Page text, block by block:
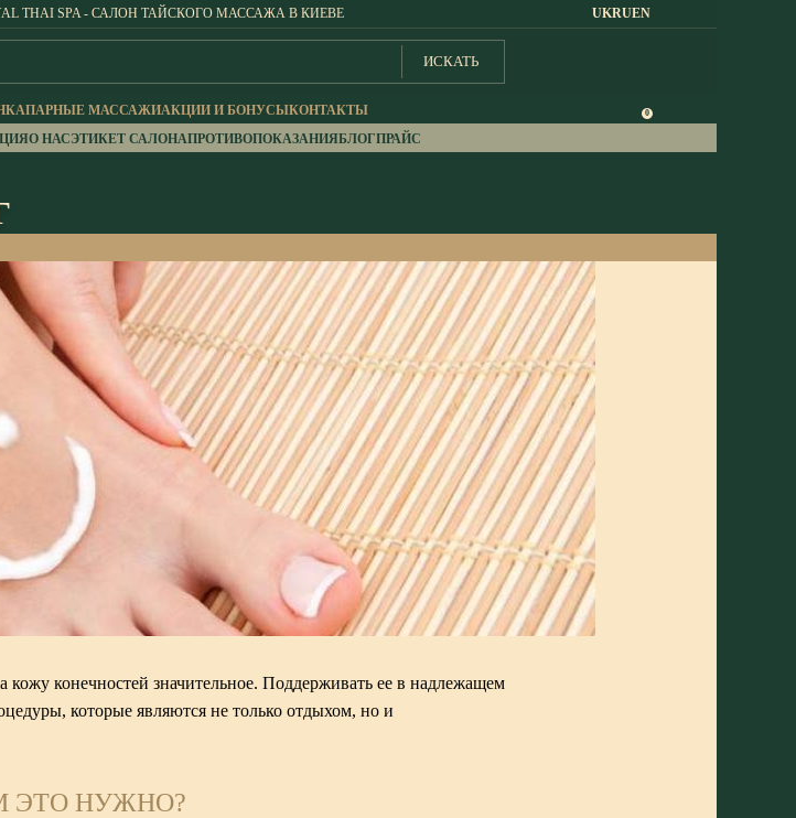
THAI SPA - САЛОН ТАЙСКОГО МАССАЖА В КИЕВЕ UKRUEN
ИСКАТЬ
0
ПАРНЫЕ МАССАЖИАКЦИИ И БОНУСЫКОНТАКТЫ
О НАСЭТИКЕТ САЛОНАПРОТИВОПОКАЗАНИЯБЛОГПРАЙС
конечностей значительное. Поддерживать ее в надлежащем
, которые являются не только отдыхом, но и
ЭТО НУЖНО?